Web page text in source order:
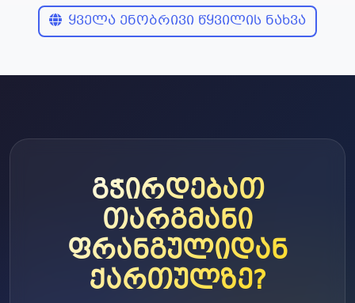
ყველა ენობრივი წყვილის ნახვა
გჭირდებათ
თარგმანი
ფრანგულიდან
ქართულზე?